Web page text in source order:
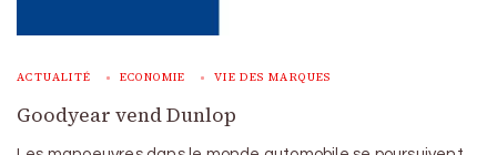
ACTUALITÉ ECONOMIE VIE DES MARQUES
Goodyear vend Dunlop